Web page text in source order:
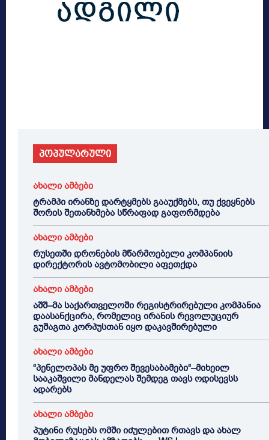
პოპულარული
ახალი ამბები
ტრამპი ირანზე დარტყმებს გააუქმებს, თუ ქვეყნებს
შორის შეთანხმება სწრაფად გაფორმდება
ახალი ამბები
რუსეთში დრონების მწარმოებელი კომპანიის
დირექტორის ავტომობილი აფეთქდა
ახალი ამბები
აშშ–მა საქართველოში რეგისტრირებული კომპანია
დაასანქცირა, რომელიც ირანის რევოლუციურ
გუშაგთა კორპუსთან იყო დაკავშირებული
ახალი ამბები
“პენელოპას მე უფრო შევესაბამები“–მიხეილ
სააკაშვილი მანდელას შემდეგ თავს ოდისევსს
ადარებს
ახალი ამბები
პუტინი რუსებს ომში იძულებით რთავს და ახალ